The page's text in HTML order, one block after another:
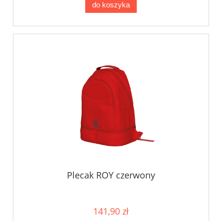
do koszyka
Plecak ROY czerwony
141,90 zł